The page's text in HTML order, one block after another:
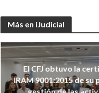
Más en iJudicial
El CFJ obtuvo la
IRAM 9001:2015 de su